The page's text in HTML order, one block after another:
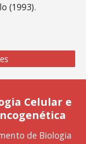
(1993).
Celular e
de Biologia